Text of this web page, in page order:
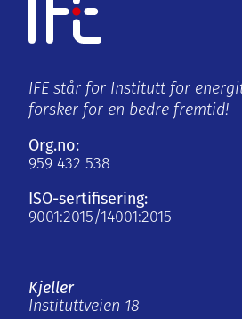
IFE står for Institutt for
forsker for en bedre fremtid!
Org.no:
959 432 538
ISO-sertifisering:
9001:2015/14001:2015
Kjeller
Instituttveien 18